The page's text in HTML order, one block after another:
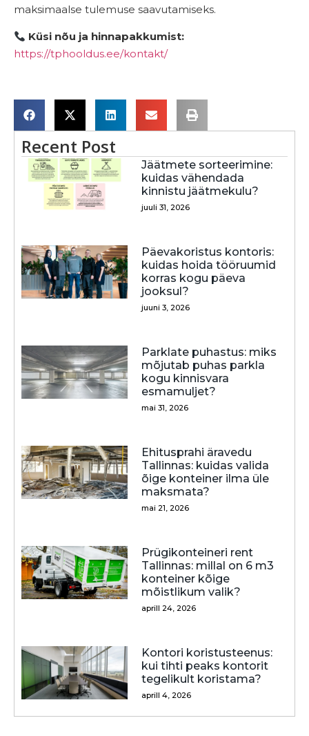
maksimaalse tulemuse saavutamiseks.
Küsi nõu ja hinnapakkumist:
https://tphooldus.ee/kontakt/
Recent Post
Jäätmete sorteerimine:
kuidas vähendada
kinnistu jäätmekulu?
juuli 31, 2026
Päevakoristus kontoris:
kuidas hoida tööruumid
korras kogu päeva
jooksul?
juuni 3, 2026
Parklate puhastus: miks
mõjutab puhas parkla
kogu kinnisvara
esmamuljet?
mai 31, 2026
Ehitusprahi äravedu
Tallinnas: kuidas valida
õige konteiner ilma üle
maksmata?
mai 21, 2026
Prügikonteineri rent
Tallinnas: millal on 6 m3
konteiner kõige
mõistlikum valik?
aprill 24, 2026
Kontori koristusteenus:
kui tihti peaks kontorit
tegelikult koristama?
aprill 4, 2026